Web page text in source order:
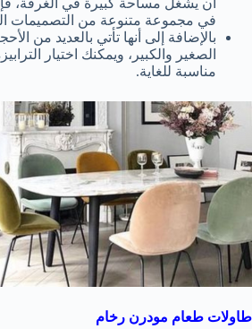
أن يشغل مساحة كبيرة في الغرفة،
في مجموعة متنوعة من التصميمات
بالإضافة إلى أنها تأتي بالعديد من
الصغير والكبير، ويمكنك اختيار
مناسبة للغاية.
طاولات طعام مودرن رخام